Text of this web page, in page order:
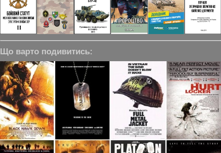
Що варто подивитись: